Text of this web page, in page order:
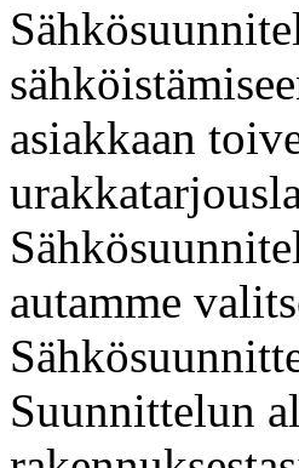
asiakkaan
autamme
Suunnittelun